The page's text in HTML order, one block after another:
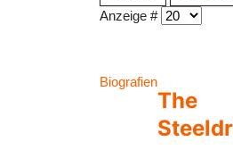
Anzeige #
Biografien
The